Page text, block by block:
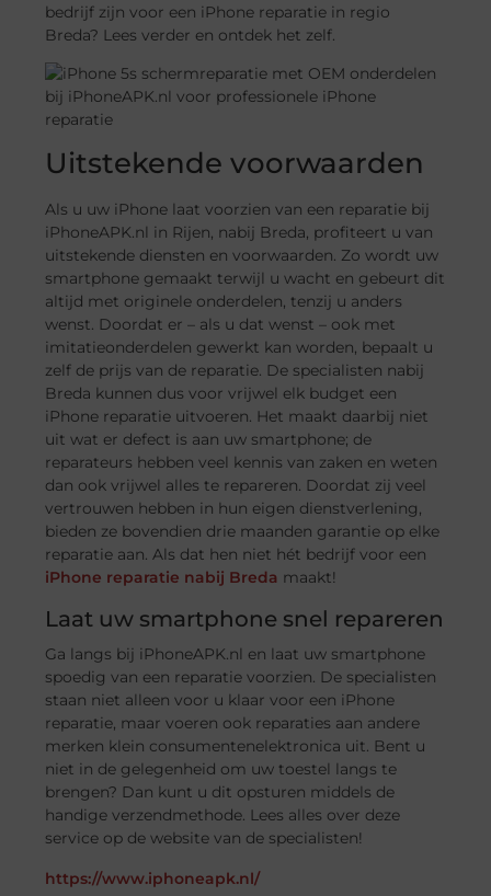
bedrijf zijn voor een iPhone reparatie in regio
Breda? Lees verder en ontdek het zelf.
Uitstekende voorwaarden
Als u uw iPhone laat voorzien van een reparatie bij
iPhoneAPK.nl in Rijen, nabij Breda, profiteert u van
uitstekende diensten en voorwaarden. Zo wordt uw
smartphone gemaakt terwijl u wacht en gebeurt dit
altijd met originele onderdelen, tenzij u anders
wenst. Doordat er – als u dat wenst – ook met
imitatieonderdelen gewerkt kan worden, bepaalt u
zelf de prijs van de reparatie. De specialisten nabij
Breda kunnen dus voor vrijwel elk budget een
iPhone reparatie uitvoeren. Het maakt daarbij niet
uit wat er defect is aan uw smartphone; de
reparateurs hebben veel kennis van zaken en weten
dan ook vrijwel alles te repareren. Doordat zij veel
vertrouwen hebben in hun eigen dienstverlening,
bieden ze bovendien drie maanden garantie op elke
reparatie aan. Als dat hen niet hét bedrijf voor een
iPhone reparatie nabij Breda maakt!
Laat uw smartphone snel repareren
Ga langs bij iPhoneAPK.nl en laat uw smartphone
spoedig van een reparatie voorzien. De specialisten
staan niet alleen voor u klaar voor een iPhone
reparatie, maar voeren ook reparaties aan andere
merken klein consumentenelektronica uit. Bent u
niet in de gelegenheid om uw toestel langs te
brengen? Dan kunt u dit opsturen middels de
handige verzendmethode. Lees alles over deze
service op de website van de specialisten!
https://www.iphoneapk.nl/